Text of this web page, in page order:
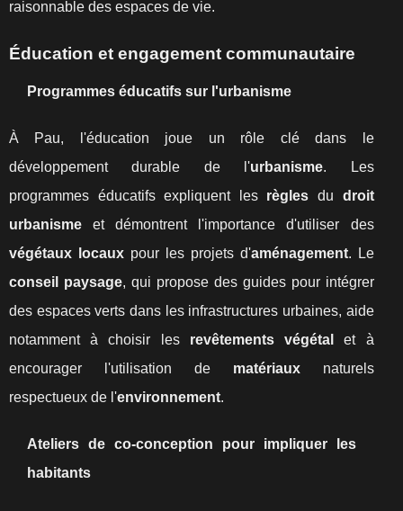
raisonnable des espaces de vie.
Éducation et engagement communautaire
Programmes éducatifs sur l'urbanisme
À Pau, l'éducation joue un rôle clé dans le
développement durable de l'urbanisme. Les
programmes éducatifs expliquent les règles du droit
urbanisme et démontrent l'importance d'utiliser des
végétaux locauxpour les projets d'aménagement. Le
conseil paysage, qui propose des guides pour intégrer
des espaces verts dans les infrastructures urbaines, aide
notamment à choisir les revêtements végétal
et à
encourager l'utilisation de matériauxnaturels
respectueux de l'environnement.
Ateliers de co-conception pour impliquer les
habitants